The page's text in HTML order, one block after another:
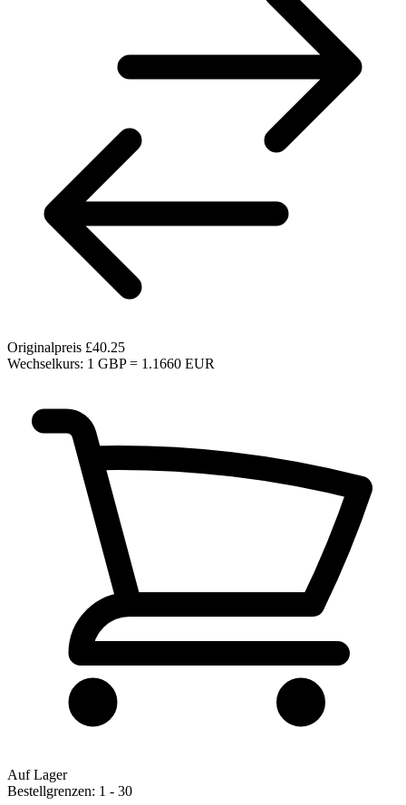
Originalpreis £40.25
Wechselkurs: 1 GBP = 1.1660 EUR
Auf Lager
Bestellgrenzen: 1 - 30